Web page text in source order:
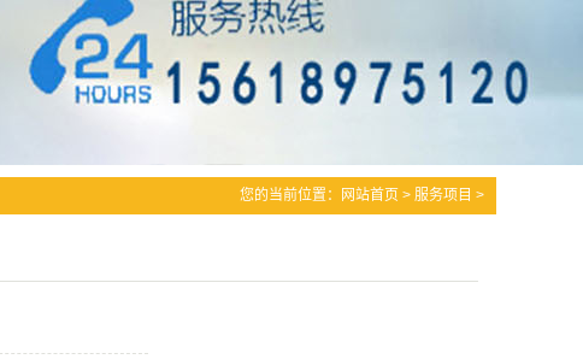
您的当前位置： 网站首页 > 服务项目 >